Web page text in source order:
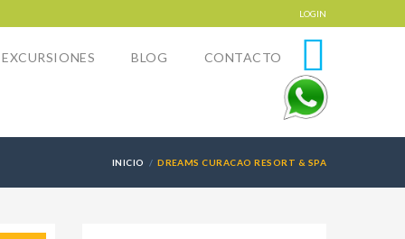
LOGIN
EXCURSIONES BLOG CONTACTO
INICIO DREAMS CURACAO RESORT & SPA